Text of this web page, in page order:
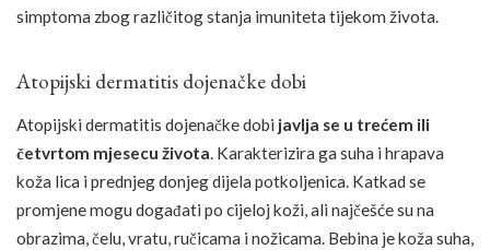
simptoma zbog različitog stanja imuniteta tijekom života.
Atopijski dermatitis dojenačke dobi
Atopijski dermatitis dojenačke dobi javlja se u trećem ili
četvrtom mjesecu života. Karakterizira ga suha i hrapava
koža lica i prednjeg donjeg dijela potkoljenica. Katkad se
promjene mogu događati po cijeloj koži, ali najčešće su na
obrazima, čelu, vratu, ručicama i nožicama. Bebina je koža suha,